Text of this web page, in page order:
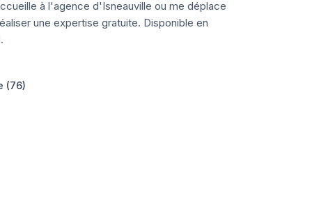
à l'agence d'Isneauville ou me déplace
une expertise gratuite. Disponible en
(76)